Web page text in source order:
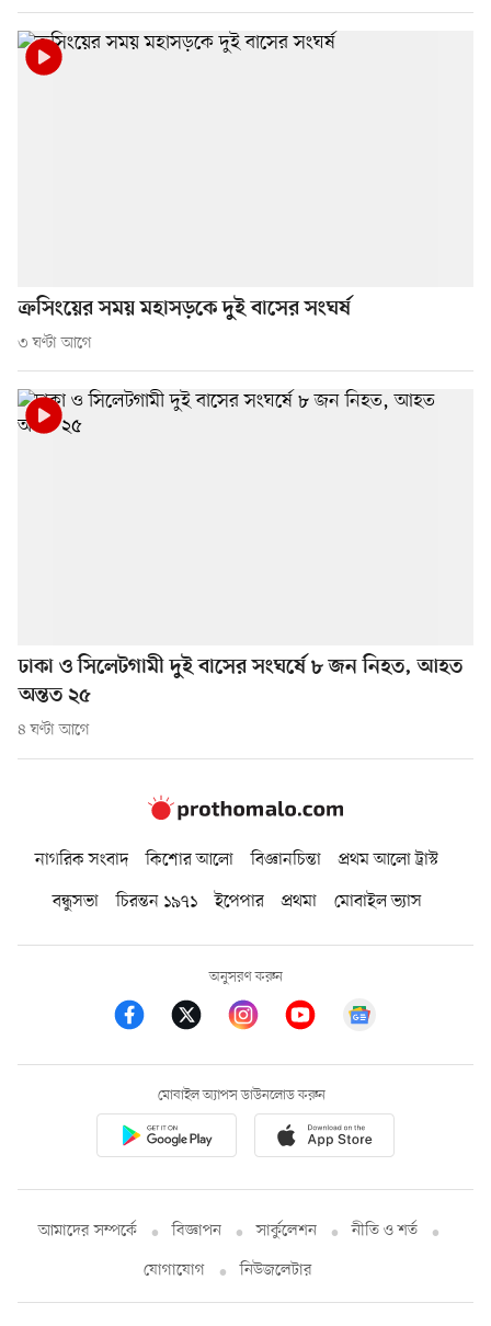
ক্রসিংয়ের সময় মহাসড়কে দুই বাসের সংঘর্ষ
৩ ঘণ্টা আগে
ঢাকা ও সিলেটগামী দুই বাসের সংঘর্ষে ৮ জন নিহত, আহত
অন্তত ২৫
৪ ঘণ্টা আগে
নাগরিক সংবাদ কিশোর আলো বিজ্ঞানচিন্তা
প্রথম আলো ট্রাস্ট
বন্ধুসভা
চিরন্তন ১৯৭১ ইপেপার প্রথমা মোবাইল ভ্যাস
অনুসরণ করুন
মোবাইল অ্যাপস ডাউনলোড করুন
আমাদের সম্পর্কে বিজ্ঞাপন সার্কুলেশন
নীতি ও শর্ত
যোগাযোগ
নিউজলেটার